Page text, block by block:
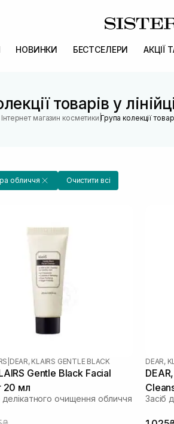
НОВИНКИ БЕСТСЕЛЕРИ АКЦІЇ
товарів у
Інтернет магазин косметики |Група колекції
обличчя Очистити всі
DEAR, KLAIRS GENTLE BLACK
Gentle Black Facial
20 мл
делікатного очищення обличчя
DEAR,
Засіб